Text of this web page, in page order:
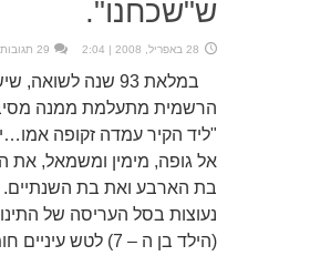
ש"שכחנו".
28 באפריל, 2008 | 2:04 29 תגובות
במלאת 93 שנה
הרשמית מתעלמת ממנה
"ליד הקיר עמדה זקופה
אל גופה, מימין ומשמאל, את
בת הארבע ואת בת השנתיים.
נעוצות בסל העריסה של
(הילד בן ה – 7) לטש